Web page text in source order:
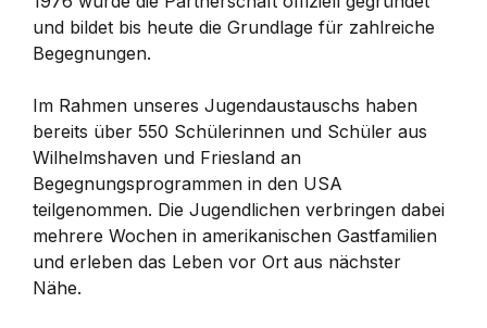
und bildet bis heute die Grundlage für zahlreiche
Begegnungen.
Im Rahmen unseres Jugendaustauschs haben
bereits über 550 Schülerinnen und Schüler aus
Wilhelmshaven und Friesland an
Begegnungsprogrammen in den USA
teilgenommen. Die Jugendlichen verbringen dabei
mehrere Wochen in amerikanischen Gastfamilien
und erleben das Leben vor Ort aus nächster
Nähe.